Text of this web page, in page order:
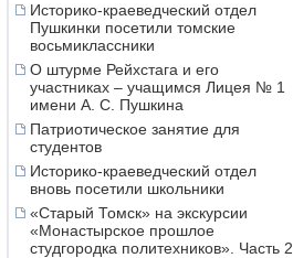
Историко-краеведческий отдел
Пушкинки посетили томские
восьмиклассники
О штурме Рейхстага и его
участниках – учащимся Лицея № 1
имени А. С. Пушкина
Патриотическое занятие для
студентов
Историко-краеведческий отдел
вновь посетили школьники
«Старый Томск» на экскурсии
«Монастырское прошлое
студгородка политехников». Часть 2